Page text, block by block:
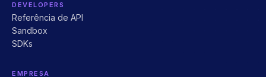
DEVELOPERS
Referência de API
Sandbox
SDKs
EMPRESA